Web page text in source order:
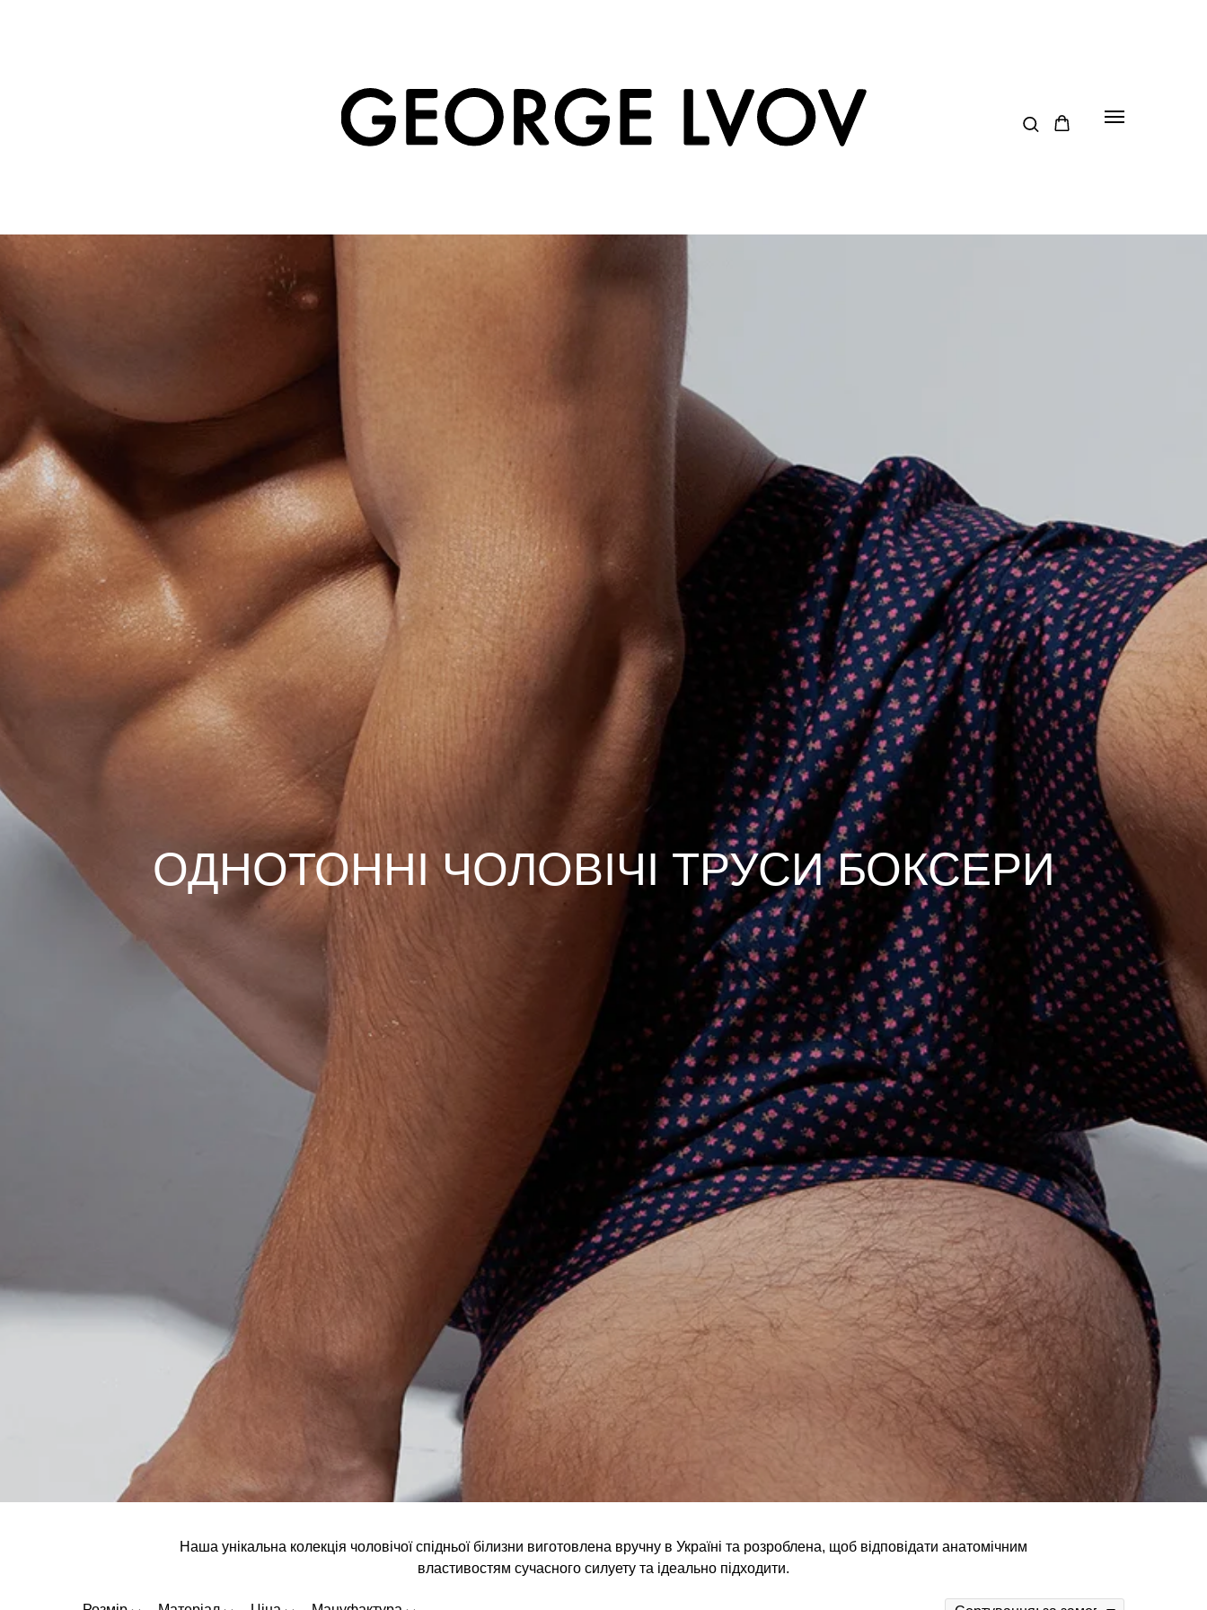
ОДНОТОННІ ЧОЛОВІЧІ ТРУСИ БОКСЕРИ
Наша унікальна колекція чоловічої спідньої білизни виготовлена ​​вручну в Україні та розроблена, щоб відповідати анатомічним
властивостям сучасного силуету та ідеально підходити.